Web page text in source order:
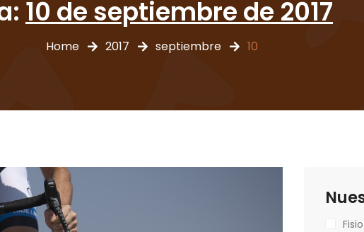
10 de septiembre de 2017
Home 2017 septiembre 10